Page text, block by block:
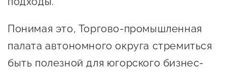
Поддержка центра
Онлайн-витрина
Истории успеха
Центр образовательных
предпринимательства
Понимая это, Торгово-промышленная
палата автономного округа стремиться
быть полезной для югорского бизнес-